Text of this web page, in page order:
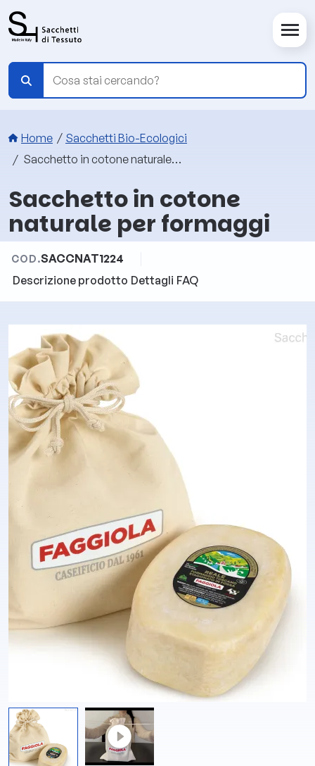
Briciole di pane
Home
Sacchetti Bio-Ecologici
Sacchetto in cotone naturale per formaggi
Sacchetto in cotone
naturale per formaggi
COD.SACCNAT1224
Descrizione prodotto Dettagli FAQ